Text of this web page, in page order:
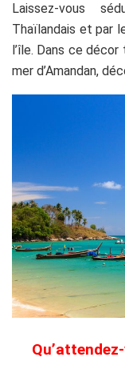
Laissez-vous
Thaïlandais et par
l’île. Dans ce
mer d’Amandan,